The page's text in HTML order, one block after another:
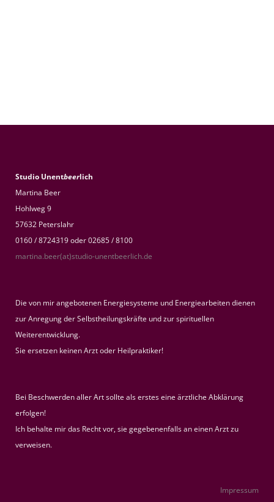
Studio Unentbeerlich
Martina Beer
Hohlweg 9
57632 Peterslahr
0160 / 8724319 oder 02685 / 8100
martina.beer(at)studio-unentbeerlich.de
Die von mir angebotenen Energiesysteme und Energiearbeiten dienen
zur Anregung der Selbstheilungskräfte und zur spirituellen
Weiterentwicklung.
Sie ersetzen keinen Arzt oder Heilpraktiker!
Bei Beschwerden aller Art sollte als erstes eine ärztliche Abklärung
erfolgen!
Ich behalte mir das Recht vor, sie gegebenenfalls an einen Arzt zu
verweisen.
Impressum